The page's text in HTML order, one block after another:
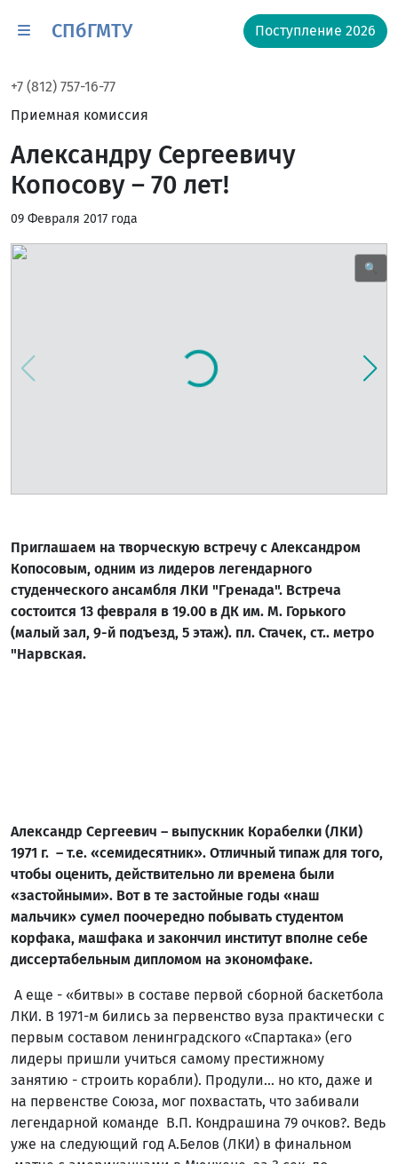
СПбГМТУ Поступление 2026
+7 (812) 757-16-77
Приемная комиссия
Александру Сергеевичу
Копосову – 70 лет!
09 Февраля 2017 года
🔍
Приглашаем на творческую встречу с Александром
Копосовым, одним из лидеров легендарного
студенческого ансамбля ЛКИ "Гренада". Встреча
состоится 13 февраля в 19.00 в ДК им. М. Горького
(малый зал, 9-й подъезд, 5 этаж). пл. Стачек, ст.. метро
"Нарвская.
Александр Сергеевич – выпускник Корабелки (ЛКИ)
1971 г. – т.е. «семидесятник». Отличный типаж для того,
чтобы оценить, действительно ли времена были
«застойными». Вот в те застойные годы «наш
мальчик» сумел поочередно побывать студентом
корфака, машфака и закончил институт вполне себе
диссертабельным дипломом на экономфаке.
А еще - «битвы» в составе первой сборной баскетбола
ЛКИ. В 1971-м бились за первенство вуза практически с
первым составом ленинградского «Спартака» (его
лидеры пришли учиться самому престижному
занятию - строить корабли). Продули… но кто, даже и
на первенстве Союза, мог похвастать, что забивали
легендарной команде В.П. Кондрашина 79 очков?. Ведь
уже на следующий год А.Белов (ЛКИ) в финальном